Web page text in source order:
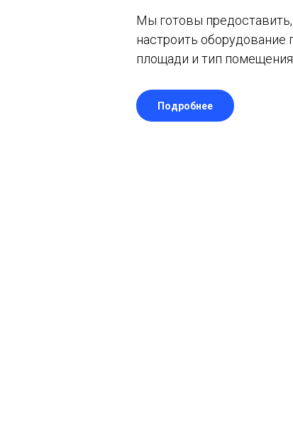
Мы готовы предоставить,
настроить
площади и тип помещения.
Подробнее